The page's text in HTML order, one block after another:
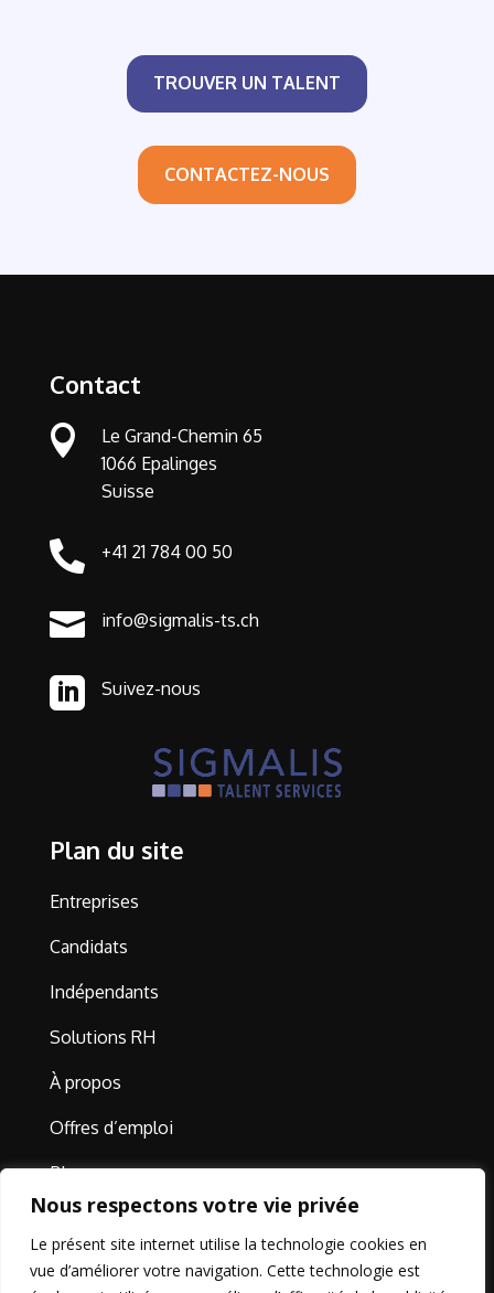
Nous respectons votre vie privée
Le présent site internet utilise la technologie cookies en
vue d’améliorer votre navigation. Cette technologie est
TROUVER UN TALENT
CONTACTEZ-NOUS
Contact

Le Grand-Chemin 65
1066 Epalinges
Suisse
 +41 21 784 00 50
 info@sigmalis-ts.ch
 Suivez-nous
Plan du site
Entreprises
Candidats
Indépendants
Solutions RH
À propos
Offres d’emploi
Blog
Contact